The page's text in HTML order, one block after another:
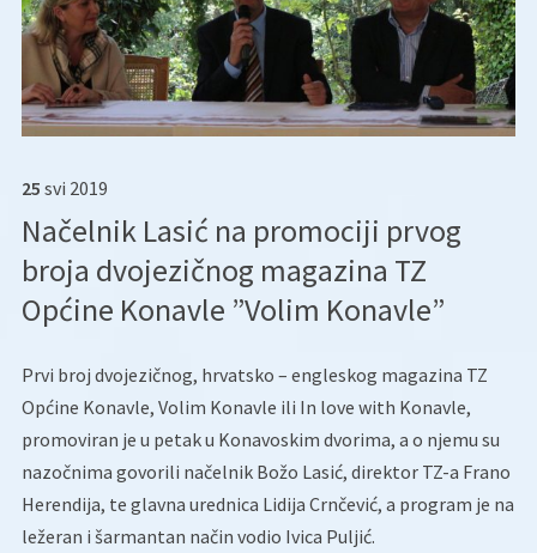
25 svi 2019
Načelnik Lasić na promociji prvog
broja dvojezičnog magazina TZ
Općine Konavle ”Volim Konavle”
Prvi broj dvojezičnog, hrvatsko – engleskog magazina TZ
Općine Konavle, Volim Konavle ili In love with Konavle,
promoviran je u petak u Konavoskim dvorima, a o njemu su
nazočnima govorili načelnik Božo Lasić, direktor TZ-a Frano
Herendija, te glavna urednica Lidija Crnčević, a program je na
ležeran i šarmantan način vodio Ivica Puljić.